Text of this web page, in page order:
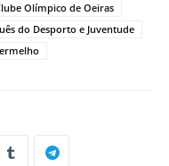
Olímpico de Oeiras
do Desporto e Juventude